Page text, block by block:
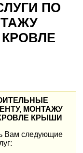
ПО
МОНТАЖУ
КРЫШИ
Вам следующие